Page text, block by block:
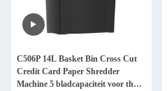
C506P 14L Basket Bin Cross Cut
Credit Card Paper Shredder
Machine 5 bladcapaciteit voor thuis